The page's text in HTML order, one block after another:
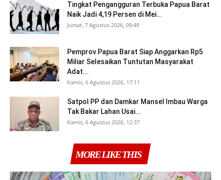
Tingkat Pengangguran Terbuka Papua Barat
Naik Jadi 4,19 Persen di Mei...
Jumat, 7 Agustus 2026, 09:49
Pemprov Papua Barat Siap Anggarkan Rp5
Miliar Selesaikan Tuntutan Masyarakat
Adat...
Kamis, 6 Agustus 2026, 17:11
Satpol PP dan Damkar Mansel Imbau Warga
Tak Bakar Lahan Usai...
Kamis, 6 Agustus 2026, 12:37
MORE LIKE THIS